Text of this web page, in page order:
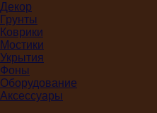
Декор
Грунты
Коврики
Мостики
Укрытия
Фоны
Оборудование
Аксессуары